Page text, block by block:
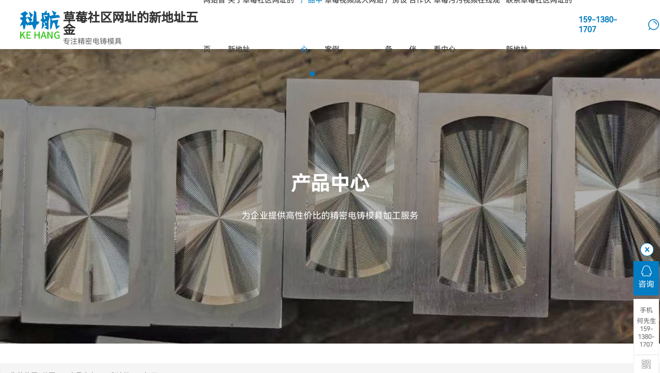
草莓社区网址的新地址五
金
专注精密电铸模具
页 新地址 心 案例 备 伴 看中心 新地址
159-1380-
1707
产品中心
为企业提供高性价比的精密电铸模具加工服务
咨询
手机
何先生
159-
1380-
1707